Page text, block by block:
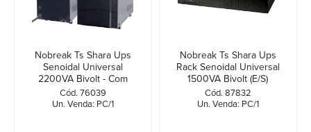
Nobreak Ts Shara Ups
Senoidal Universal
2200VA Bivolt - Com
Rodízio
Cód. 76039
Un. Venda: PC/1
Nobreak Ts Shara Ups
Rack Senoidal Universal
1500VA Bivolt (E/S)
Cód. 87832
Un. Venda: PC/1